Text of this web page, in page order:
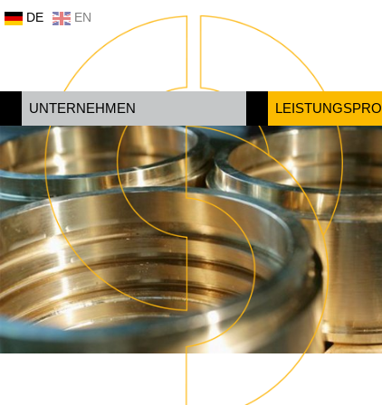
DE EN
UNTERNEHMEN